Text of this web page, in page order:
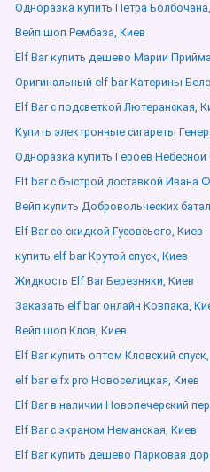
Одноразка купить Петра
Вейп шоп Рембаза, Киев
Elf Bar купить дешево Марии
Оригинальный elf bar Катерины
Elf Bar с подсветкой Лютеранская,
Купить электронные сигареты
Одноразка купить Героев Небесной
Elf bar с быстрой доставкой Ивана
Вейп купить Добровольческих
Elf Bar со скидкой Гусовсього, Киев
купить elf bar Крутой спуск, Киев
Жидкость Elf Bar Березняки, Киев
Заказать elf bar онлайн Ковпака,
Вейп шоп Клов, Киев
Elf Bar купить оптом Кловский
elf bar elfx pro Новоселицкая, Киев
Elf Bar в наличии Новопечерский
Elf Bar с экраном Неманская, Киев
Elf Bar купить дешево Парковая